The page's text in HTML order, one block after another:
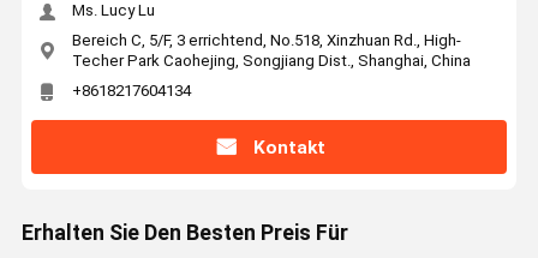
Ms. Lucy Lu
Bereich C, 5/F, 3 errichtend, No.518, Xinzhuan Rd., High-
Techer Park Caohejing, Songjiang Dist., Shanghai, China
+8618217604134
Kontakt
Erhalten Sie Den Besten Preis Für